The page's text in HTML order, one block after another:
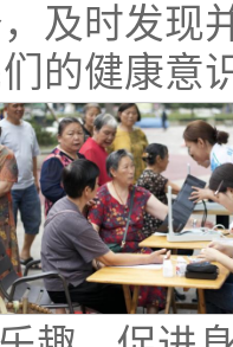
及时发现
的健康意